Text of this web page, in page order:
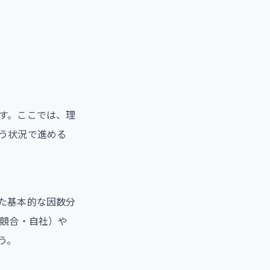
。ここでは、理
状況で進める
基本的な因数分
合・自社）や